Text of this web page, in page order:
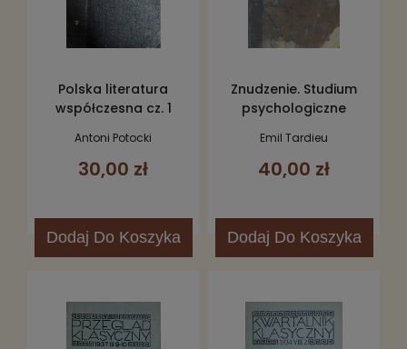
Polska literatura
współczesna cz. 1
Antoni Potocki
30,00 zł
Dodaj Do Koszyka
Znudzenie. Studium
psychologiczne
Emil Tardieu
40,00 zł
Dodaj Do Koszyka